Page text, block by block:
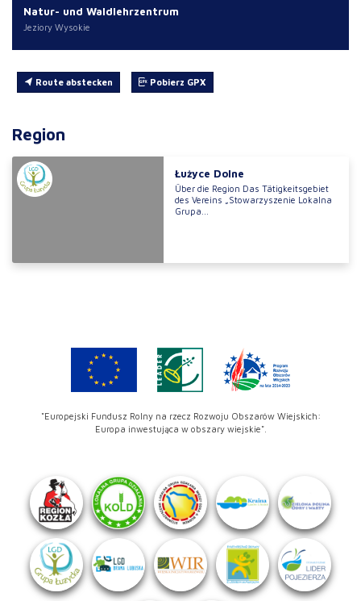
Natur- und Waldlehrzentrum
Jeziory Wysokie
Route abstecken Pobierz GPX
Region
Łużyce Dolne
Über die Region Das Tätigkeitsgebiet
des Vereins „Stowarzyszenie Lokalna
Grupa...
"Europejski Fundusz Rolny na rzecz Rozwoju Obszarów Wiejskich:
Europa inwestująca w obszary wiejskie".